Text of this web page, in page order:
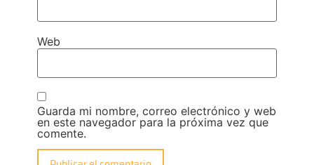
Web
Guarda mi nombre, correo electrónico y web
en este navegador para la próxima vez que
comente.